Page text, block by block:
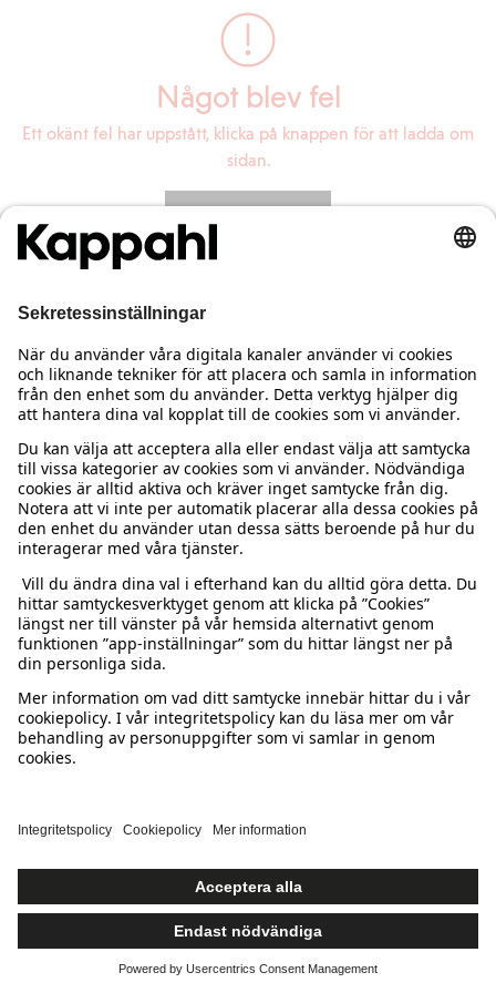
Något blev fel
Ett okänt fel har uppstått, klicka på knappen för att ladda om
sidan.